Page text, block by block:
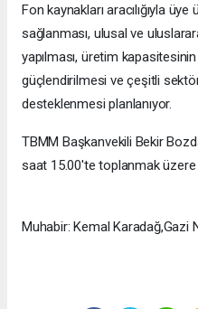
Fon kaynakları aracılığıyla
sağlanması, ulusal ve
yapılması, üretim
güçlendirilmesi ve çeşitli
desteklenmesi planlanıyor.
TBMM Başkanvekili Bekir
saat 15.00'te toplanmak üzere
Muhabir: Kemal Karadağ,Gazi